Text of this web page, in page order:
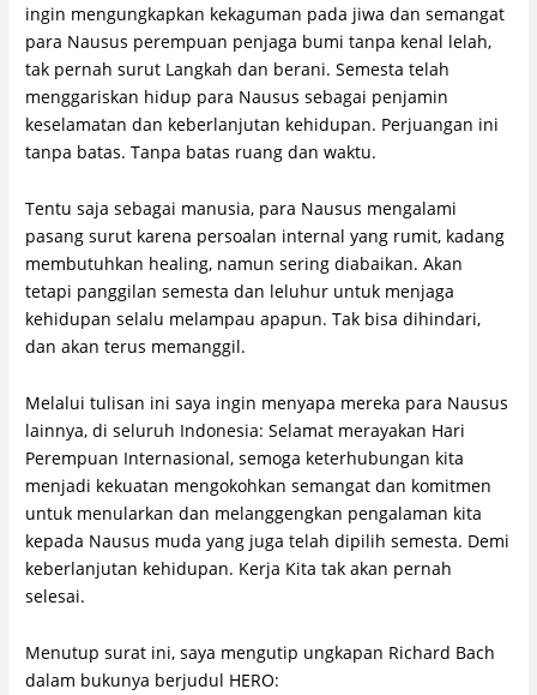
ingin mengungkapkan kekaguman pada jiwa dan semangat
para Nausus perempuan penjaga bumi tanpa kenal lelah,
tak pernah surut Langkah dan berani. Semesta telah
menggariskan hidup para Nausus sebagai penjamin
keselamatan dan keberlanjutan kehidupan. Perjuangan ini
tanpa batas. Tanpa batas ruang dan waktu.
Tentu saja sebagai manusia, para Nausus mengalami
pasang surut karena persoalan internal yang rumit, kadang
membutuhkan healing, namun sering diabaikan. Akan
tetapi panggilan semesta dan leluhur untuk menjaga
kehidupan selalu melampau apapun. Tak bisa dihindari,
dan akan terus memanggil.
Melalui tulisan ini saya ingin menyapa mereka para Nausus
lainnya, di seluruh Indonesia: Selamat merayakan Hari
Perempuan Internasional, semoga keterhubungan kita
menjadi kekuatan mengokohkan semangat dan komitmen
untuk menularkan dan melanggengkan pengalaman kita
kepada Nausus muda yang juga telah dipilih semesta. Demi
keberlanjutan kehidupan. Kerja Kita tak akan pernah
selesai.
Menutup surat ini, saya mengutip ungkapan Richard Bach
dalam bukunya berjudul HERO: